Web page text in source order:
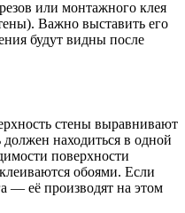
или монтажного клея
Важно выставить его
будут видны после
стены выравнивают
находиться в одной
поверхности
обоями. Если
— её производят на этом